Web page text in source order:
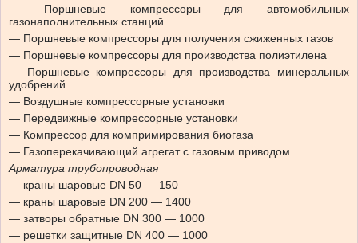
— Поршневые компрессоры для автомобильных
газонаполнительных станций
— Поршневые компрессоры для получения сжиженных газов
— Поршневые компрессоры для производства полиэтилена
— Поршневые компрессоры для производства минеральных
удобрений
— Воздушные компрессорные установки
— Передвижные компрессорные установки
— Компрессор для компримирования биогаза
— Газоперекачивающий агрегат с газовым приводом
Арматура трубопроводная
— краны шаровые DN 50 — 150
— краны шаровые DN 200 — 1400
— затворы обратные DN 300 — 1000
— решетки защитные DN 400 — 1000